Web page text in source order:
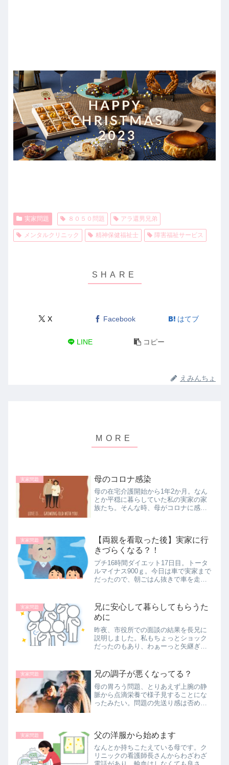
実家問題 ８０５０問題 アラ還男兄弟
メンタルクリニック 精神保健福祉士 障害福祉サービス
X Facebook はてブ
LINE コピー
えみんちょ
実家問題 母のコロナ感染
母の在宅介護開始から1年2か月。なん
とか平穏に暮らしていた私の実家の家
族たち。そんな時、母がコロナに感染
の残された家族の右往左往を綴りま
す。
実家問題
【両親を看取った後】実家に行
きづらくなる？！
プチ16時間ダイエット17日目。トータ
ルマイナス900ｇ。今日は車で実家まで
だったので、朝ごはん抜きで車を走ら
駅が充実している良いSAです。フード
コート内でボルガライスを...
実家問題
兄に安心して暮らしてもらうた
めに
昨夜、市役所での面談の結果を長兄に
説明しました。私もちょっとショック
だったのもあり、わぁーっと矢継ぎ早
んのかいな。夕飯を並べながら『ち
っ』と思いました。思っただけですよ
(´...
実家問題 兄の調子が悪くなってる？
母の胃ろう問題、とりあえず上腕の静
脈から点滴栄養で様子見することにな
ったみたい。問題の先送り感は否めま
心癒されました。
実家問題 父の洋服から始めます
なんとか持ちこたえている母です。ク
リニックの看護師長さんからわざわざ